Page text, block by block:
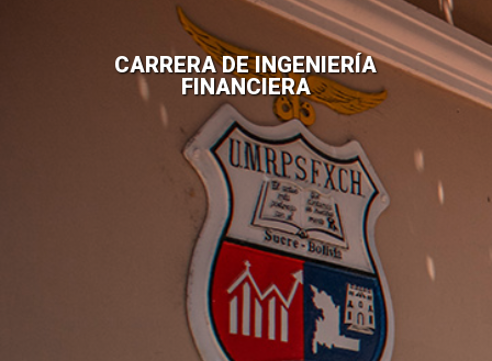
CARRERA DE INGENIERÍA
FINANCIERA